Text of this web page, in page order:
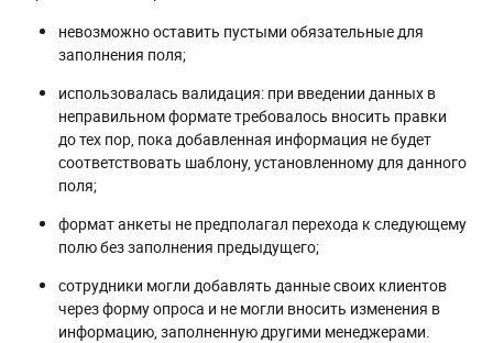
невозможно оставить пустыми обязательные для
заполнения поля;
использовалась валидация: при введении данных в
неправильном формате требовалось вносить правки
до тех пор, пока добавленная информация не будет
соответствовать шаблону, установленному для данного
поля;
формат анкеты не предполагал перехода к следующему
полю без заполнения предыдущего;
сотрудники могли добавлять данные своих клиентов
через форму опроса и не могли вносить изменения в
информацию, заполненную другими менеджерами.